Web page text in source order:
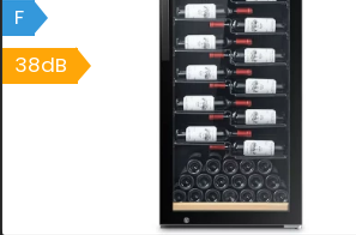
38dB
F